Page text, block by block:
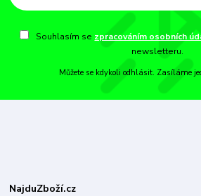
Souhlasím se zpracováním osobních
newsletteru.
Můžete se kdykoli odhlásit. Zasíláme
NajduZboží.cz